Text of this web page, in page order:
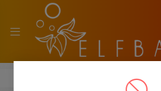
HQD ULTIMA